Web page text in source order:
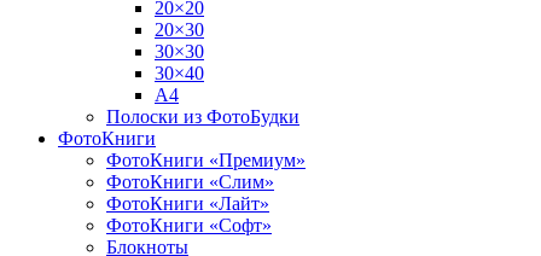
20×20
20×30
30×30
30×40
A4
Полоски из ФотоБудки
ФотоКниги
ФотоКниги «Премиум»
ФотоКниги «Слим»
ФотоКниги «Лайт»
ФотоКниги «Софт»
Блокноты